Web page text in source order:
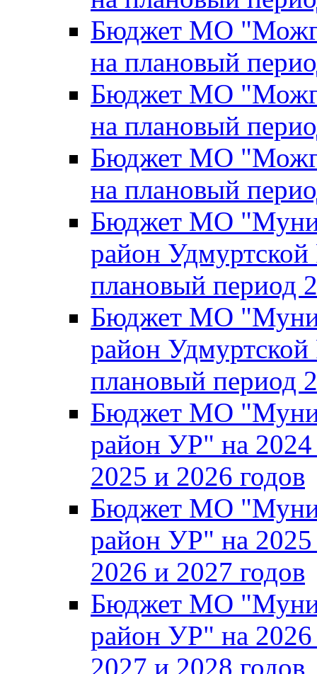
Бюджет МО
на плановый
Бюджет МО
на плановый
Бюджет МО
на плановый
Бюджет МО
район
плановый период
Бюджет МО
район
плановый период
Бюджет МО
район УР" на 2024
2025 и 2026 годов
Бюджет МО
район УР" на 2025
2026 и 2027 годов
Бюджет МО
район УР" на 2026
2027 и 2028 годов